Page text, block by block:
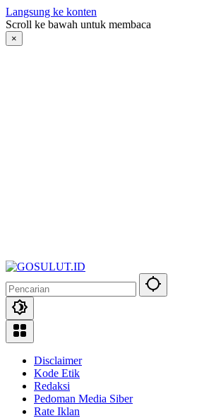
Langsung ke konten
Scroll ke bawah untuk membaca
×
Disclaimer
Kode Etik
Redaksi
Pedoman Media Siber
Rate Iklan